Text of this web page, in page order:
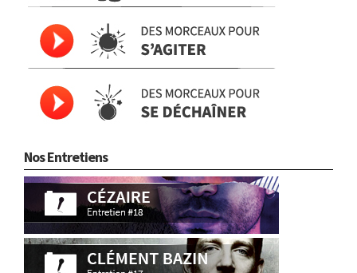
Nos Entretiens